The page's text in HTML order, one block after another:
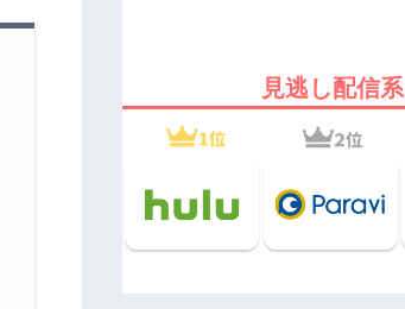
見逃し配信系